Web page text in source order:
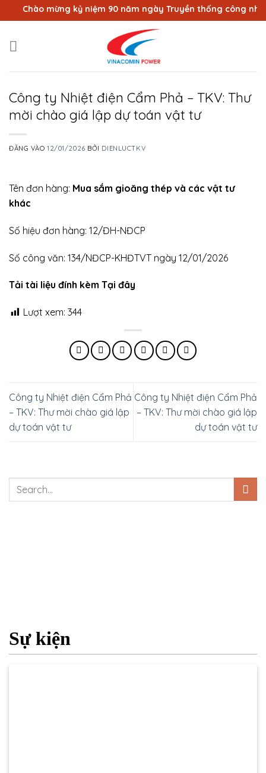
qua
dung
Chào mừng kỷ niệm 90 năm ngày Truyền thống công nhân
Công ty Nhiệt điện Cẩm Phả – TKV: Thư
mời chào giá lập dự toán vật tư
ĐĂNG VÀO12/01/2026 BỞI DIENLUCTKV
Tên đơn hàng: Mua sắm gioăng thép và các vật tư
khác
Số hiệu đơn hàng: 12/ĐH-NĐCP
Số công văn: 134/NĐCP-KHĐTVT ngày 12/01/2026
Tải tài liệu đính kèm Tại đây
Lượt xem: 344
Công ty Nhiệt điện Cẩm Phả
– TKV: Thư mời chào giá lập
dự toán vật tư
Công ty Nhiệt điện Cẩm Phả
– TKV: Thư mời chào giá lập
dự toán vật tư
Sự kiện